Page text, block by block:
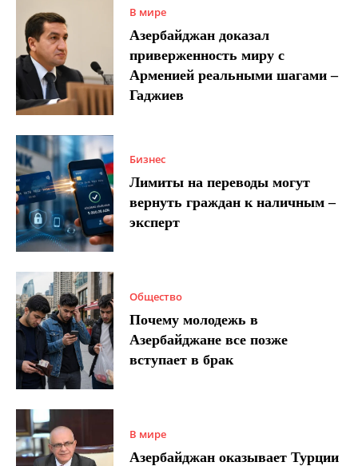
В мире
Азербайджан доказал
приверженность миру с
Арменией реальными шагами –
Гаджиев
Бизнес
Лимиты на переводы могут
вернуть граждан к наличным –
эксперт
Общество
Почему молодежь в
Азербайджане все позже
вступает в брак
В мире
Азербайджан оказывает Турции